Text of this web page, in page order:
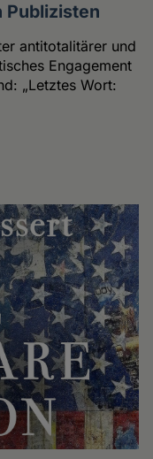
Publizisten
antitotalitärer und
Engagement
„Letztes Wort: